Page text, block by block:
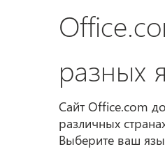
разных
Сайт Office.com
различных
Выберите ваш